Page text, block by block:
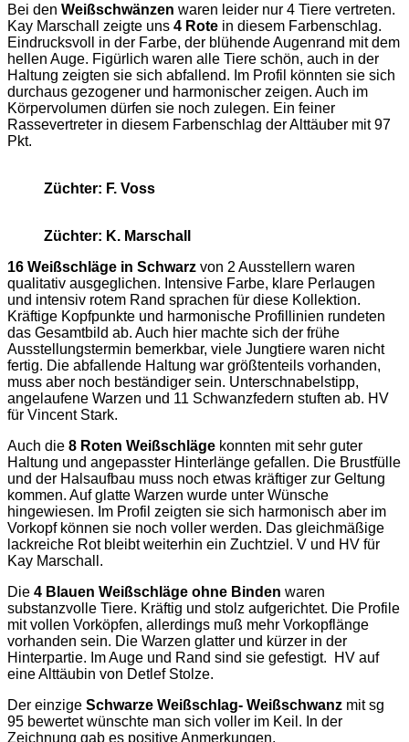
Bei den Weißschwänzen waren leider nur 4 Tiere vertreten.
Kay Marschall zeigte uns 4 Rote in diesem Farbenschlag.
Eindrucksvoll in der Farbe, der blühende Augenrand mit dem
hellen Auge. Figürlich waren alle Tiere schön, auch in der
Haltung zeigten sie sich abfallend. Im Profil könnten sie sich
durchaus gezogener und harmonischer zeigen. Auch im
Körpervolumen dürfen sie noch zulegen. Ein feiner
Rassevertreter in diesem Farbenschlag der Alttäuber mit 97
Pkt.
Züchter: F. Voss
Züchter: K. Marschall
16 Weißschläge in Schwarz von 2 Ausstellern waren
qualitativ ausgeglichen. Intensive Farbe, klare Perlaugen
und intensiv rotem Rand sprachen für diese Kollektion.
Kräftige Kopfpunkte und harmonische Profillinien rundeten
das Gesamtbild ab. Auch hier machte sich der frühe
Ausstellungstermin bemerkbar, viele Jungtiere waren nicht
fertig. Die abfallende Haltung war größtenteils vorhanden,
muss aber noch beständiger sein. Unterschnabelstipp,
angelaufene Warzen und 11 Schwanzfedern stuften ab. HV
für Vincent Stark.
Auch die 8 Roten Weißschläge konnten mit sehr guter
Haltung und angepasster Hinterlänge gefallen. Die Brustfülle
und der Halsaufbau muss noch etwas kräftiger zur Geltung
kommen. Auf glatte Warzen wurde unter Wünsche
hingewiesen. Im Profil zeigten sie sich harmonisch aber im
Vorkopf können sie noch voller werden. Das gleichmäßige
lackreiche Rot bleibt weiterhin ein Zuchtziel. V und HV für
Kay Marschall.
Die 4 Blauen Weißschläge ohne Binden waren
substanzvolle Tiere. Kräftig und stolz aufgerichtet. Die Profile
mit vollen Vorköpfen, allerdings muß mehr Vorkopflänge
vorhanden sein. Die Warzen glatter und kürzer in der
Hinterpartie. Im Auge und Rand sind sie gefestigt. HV auf
eine Alttäubin von Detlef Stolze.
Der einzige Schwarze Weißschlag- Weißschwanz mit sg
95 bewertet wünschte man sich voller im Keil. In der
Zeichnung gab es positive Anmerkungen.